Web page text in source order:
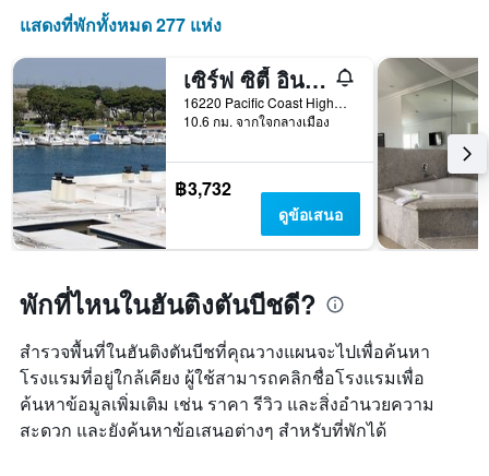
แสดงที่พักทั้งหมด 277 แห่ง
เซิร์ฟ ซิตี้ อินน์ - ใกล้ ซีล บีช พิร์
16220 Pacific Coast Highway, ฮันติงตันบีช, CA, สหรัฐอเมริกา
10.6 กม. จากใจกลางเมือง
฿3,732
ดูข้อเสนอ
พักที่ไหนในฮันติงตันบีชดี?
สำรวจพื้นที่ในฮันติงตันบีชที่คุณวางแผนจะไปเพื่อค้นหา
โรงแรมที่อยู่ใกล้เคียง ผู้ใช้สามารถคลิกชื่อโรงแรมเพื่อ
ค้นหาข้อมูลเพิ่มเติม เช่น ราคา รีวิว และสิ่งอำนวยความ
สะดวก และยังค้นหาข้อเสนอต่างๆ สำหรับที่พักได้